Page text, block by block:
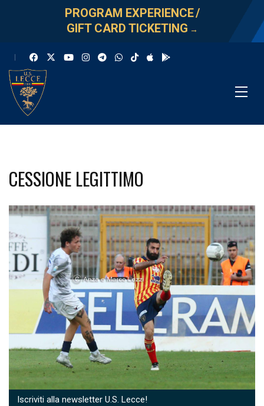
PROGRAM EXPERIENCE/
GIFT CARD TICKETING →
CESSIONE LEGITTIMO
Iscriviti alla newsletter U.S. Lecce!